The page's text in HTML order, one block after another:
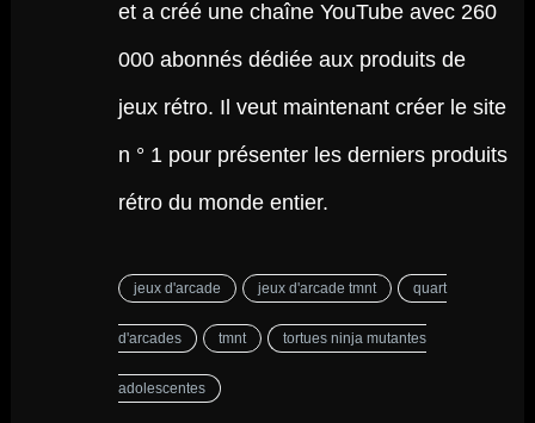
et a créé une chaîne YouTube avec 260
000 abonnés dédiée aux produits de
jeux rétro. Il veut maintenant créer le site
n ° 1 pour présenter les derniers produits
rétro du monde entier.
jeux d'arcade jeux d'arcade tmnt quart
d'arcades tmnt tortues ninja mutantes
adolescentes